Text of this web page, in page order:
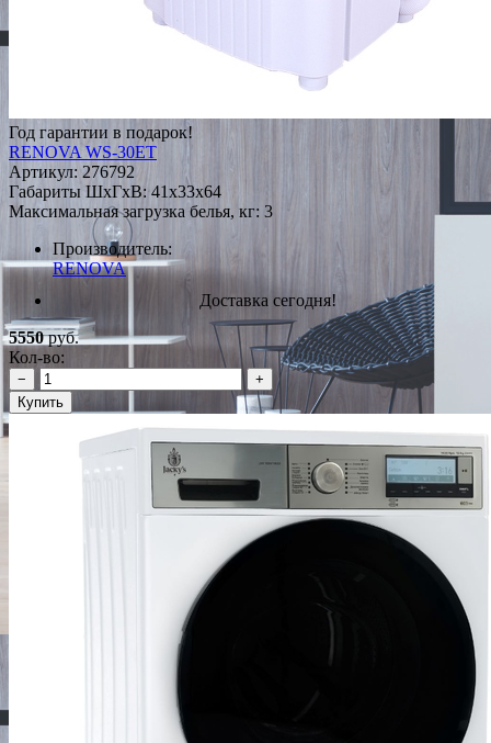
Год гарантии в подарок!
RENOVA WS-30ET
Артикул: 276792
Габариты ШxГxВ: 41x33x64
Максимальная загрузка белья, кг: 3
Производитель:
RENOVA
Доставка сегодня!
5550руб.
Кол-во:
−
+
Купить